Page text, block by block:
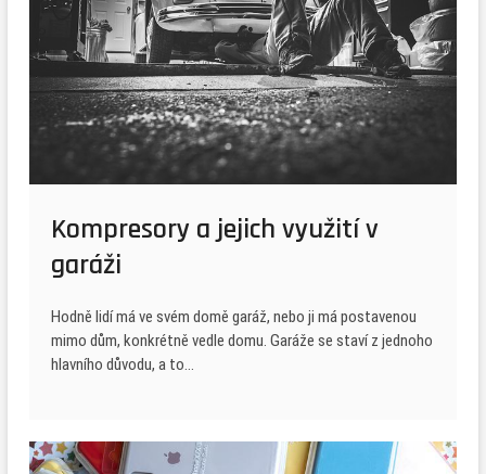
Kompresory a jejich využití v
garáži
Hodně lidí má ve svém domě garáž, nebo ji má postavenou
mimo dům, konkrétně vedle domu. Garáže se staví z jednoho
hlavního důvodu, a to…